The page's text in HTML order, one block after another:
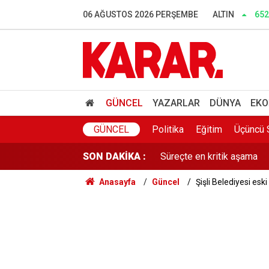
06 AĞUSTOS 2026 PERŞEMBE ALTIN
GÜNCEL YAZARLAR DÜNYA
GÜNCEL Politika Eğitim Üçüncü
SON DAKİKA :
Murat Bakan'dan
Lozan mübadillerinden
Süreçte en kritik aşama
Gaziantep'te acı olay! 91
Belediye kursunda
Anasayfa Güncel Şişli Belediyesi eski